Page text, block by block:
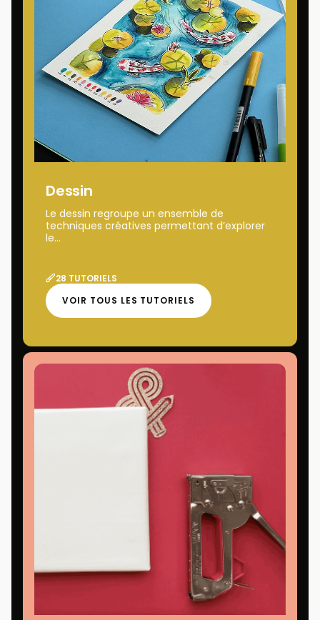
Dessin
Le dessin regroupe un ensemble de
techniques créatives permettant d’explorer
le...
28 TUTORIELS
VOIR TOUS LES TUTORIELS